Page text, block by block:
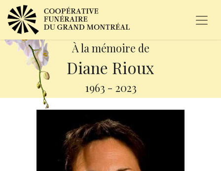
À la mémoire de
Diane Rioux
1963 - 2023